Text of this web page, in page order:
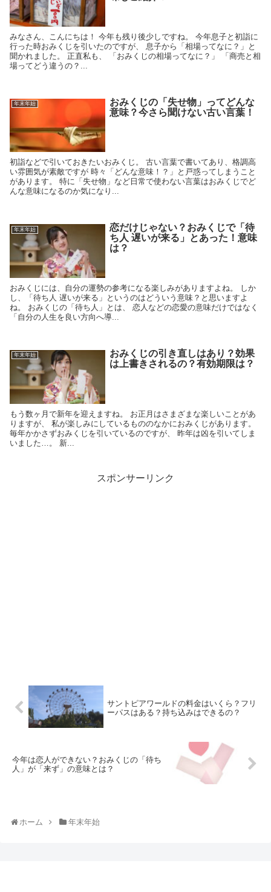
みなさん、こんにちは！ 今年も残り後少しですね。 今年息子と初詣に
行った時おみくじを引いたのですが、 息子から「相場ってなに？」と
聞かれました。 正直私も、 「おみくじの相場ってなに？」 「商売と相
場ってどう違うの？...
年末年始
おみくじの「失せ物」ってどんな
意味？今さら聞けない古い言葉！
初詣などで引いておきたいおみくじ。 古い言葉で書いてあり、格調高
い雰囲気が素敵ですが 時々「どんな意味！？」と戸惑ってしまうこと
があります。 特に「失せ物」など日常で使わない言葉はおみくじでど
んな意味になるのか気になり...
年末年始
恋だけじゃない？おみくじで「待
ち人 遅いが来る」とあった！意味
は？
おみくじには、自分の運勢の参考になる楽しみがありますよね。 しか
し、「待ち人 遅いが来る」というのはどういう意味？と思いますよ
ね。 おみくじの「待ち人」とは、 恋人などの恋愛の意味だけではなく
「自分の人生を良い方向へ導...
年末年始
おみくじの引き直しはあり？効果
は上書きされるの？有効期限は？
もう数ヶ月で新年を迎えますね。 お正月はさまざまな楽しいことがあ
りますが、 私が楽しみにしているもののなかにおみくじがあります。
毎年かかさずおみくじを引いているのですが、 昨年は凶を引いてしま
いました…。 新...
スポンサーリンク
サントピアワールドの料金はいくら？フリ
ーパスはある？持ち込みはできるの？
今年は恋人ができない？おみくじの「待ち
人」が「来ず」の意味とは？
ホーム 年末年始